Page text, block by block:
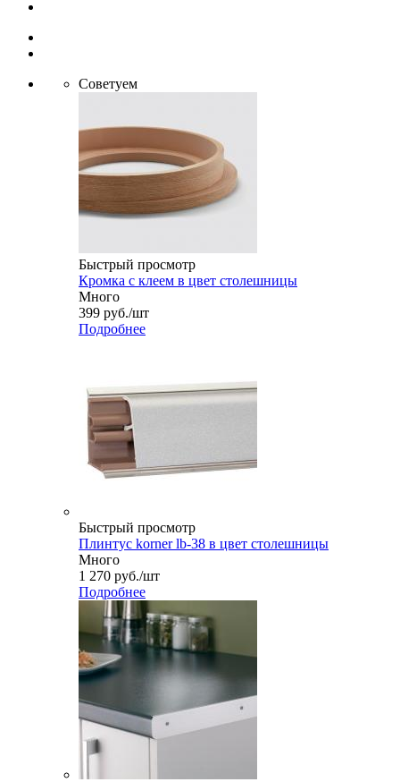
Советуем
Быстрый просмотр
Кромка с клеем в цвет столешницы
Много
399 руб./шт
Подробнее
Быстрый просмотр
Плинтус korner lb-38 в цвет столешницы
Много
1 270 руб./шт
Подробнее